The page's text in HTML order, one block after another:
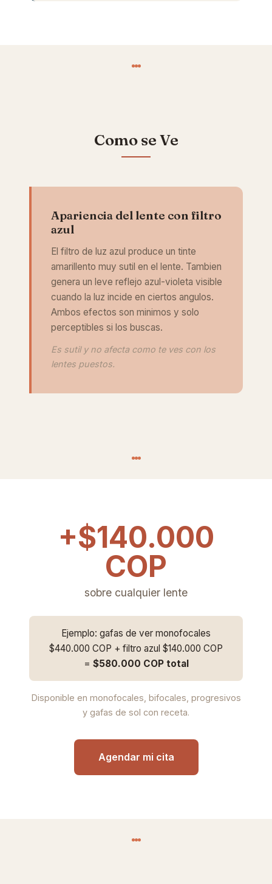
Como se Ve
Apariencia del lente con filtro
azul
El filtro de luz azul produce un tinte
amarillento muy sutil en el lente. Tambien
genera un leve reflejo azul-violeta visible
cuando la luz incide en ciertos angulos.
Ambos efectos son minimos y solo
perceptibles si los buscas.
Es sutil y no afecta como te ves con los
lentes puestos.
+$140.000
COP
sobre cualquier lente
Ejemplo: gafas de ver monofocales
$440.000 COP + filtro azul $140.000 COP
= $580.000 COP total
Disponible en monofocales, bifocales, progresivos
y gafas de sol con receta.
Agendar mi cita